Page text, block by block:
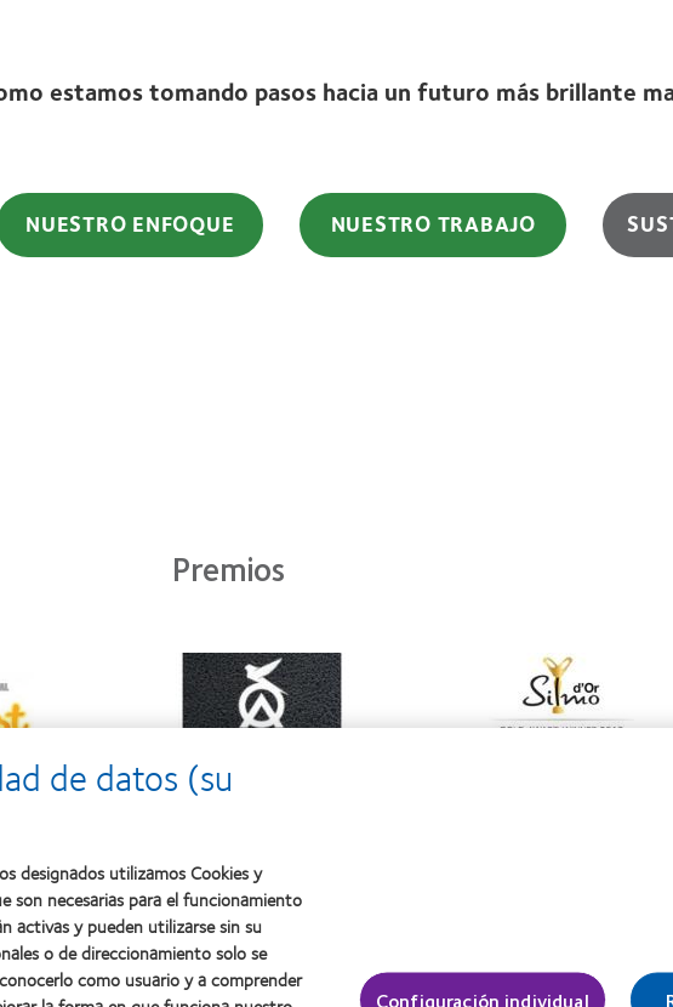
estamos tomando pasos hacia un futuro más brillante
NUESTRO ENFOQUE NUESTRO TRABAJO
Premios
y visión
Acerca de CooperVision
Carreras
de datos (su
designados utilizamos Cookies y
son necesarias para el funcionamiento
activas y pueden utilizarse sin su
o de direccionamiento solo se
como usuario y a comprender
Configuración individual